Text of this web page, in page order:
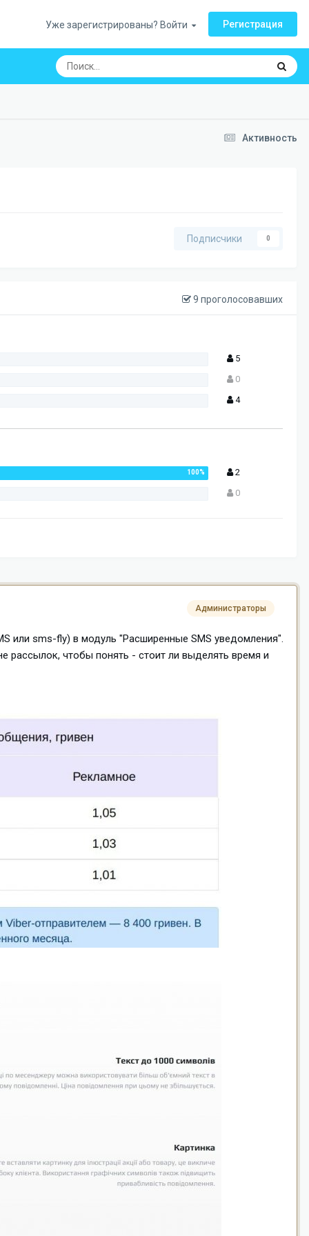
Уже зарегистрированы? Войти Регистрация
Активность
Подписчики 0
9 проголосовавших
5
0
4
2
0
Администраторы
или sms-fly) в модуль "Расширенные SMS уведомления".
рассылок, чтобы понять - стоит ли выделять время и